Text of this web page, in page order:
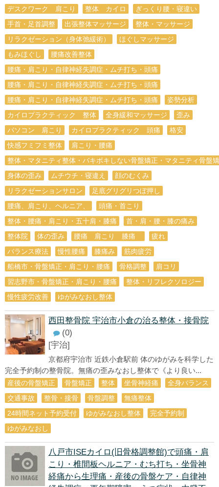
デスクワーク 肩こり 整体 カイロ
ぎっくり腰・寝違い
手首・足首調整
出張整体マッサージ
整体・マッサージ
リラクゼーション（身体弛緩術）
ほぐしマッサージ
もみほぐし
腰痛改善整体
腰痛・肩こり・自律神経失調症・ムチ打ち・頭痛
腰痛・肩こり・自律神経失調症・ムチ打ち・頭痛
腰痛・肩こり・自律神経失調症・ムチ打ち・頭痛
姿勢分析
カイロプラクティック 整体
全身緩和マッサージ
歪み
パソコン 肩こり
カイロプラクティック 頭痛
格安
快感フミフミ整体
肩こり・腰痛
整体・マタニティ整体・バキボキしない骨盤矯正・マタニティ骨盤
身体の歪み
ムチウチ・寝違え
顔のむくみ
リラクゼーションサロン
足底グリグリつぼ押し
腰痛、肩こり、ヘルニア、
頭痛・首こり
整体・腰痛・肩こり・五十肩・膝痛
首・肩・腰・膝の痛み
整体院
体の歪み 腰痛 肩こり 膝痛
疲れ
バランス療法
慢性腰痛 膝痛み
筋肉疲労
船橋市・骨盤矯正・肩こり・腰痛
骨格調整
肩コリ
習志野市・骨盤矯正・肩こり・腰痛
整体・リフレクソロジー
慢性疲労改善
ゆがみなおし整体
西田整骨院 宇治市小倉の治る整体・接骨院
(0)
[宇治]
京都府宇治市 近鉄小倉駅前 体のゆがみを科学した
完全予約制の整骨院。無痛の歪みなおし整体で《より良い...
産後の骨盤矯正 骨盤矯正 整体 坐骨神経痛
全身バランス
交通事故
整骨・接骨 骨盤調整
無痛整体
24時間ネット予約受付
ゆがみなおし整体
完全予約制
ゆがみなおし
八戸市ISEカイロ(旧骨格調整館)で頭痛・肩
こり・椎間板ヘルニア・むち打ち・坐骨神
経痛から生理痛・産後の骨盤ケア・自律神